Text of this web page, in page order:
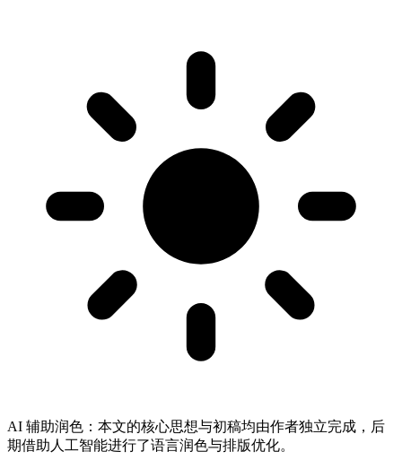
AI 辅助润色： 本文的核心思想与初稿均由作者独立完成，后
期借助人工智能进行了语言润色与排版优化。